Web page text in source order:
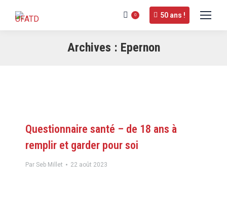
0 50 ans !
Archives : Epernon
Questionnaire santé – de 18 ans à
remplir et garder pour soi
Par Seb Millet 22 août 2023